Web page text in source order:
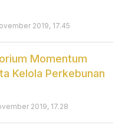
2019, 17.45
Momentum
Kelola Perkebunan
2019, 17.28